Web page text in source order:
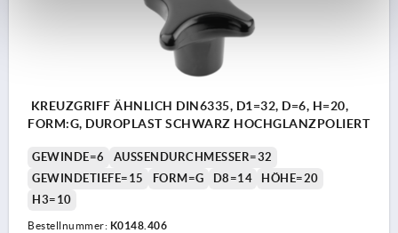
KREUZGRIFF ÄHNLICH DIN6335, D1=32, D=6, H=20,
FORM:G, DUROPLAST SCHWARZ HOCHGLANZPOLIERT
GEWINDE=6
AUSSENDURCHMESSER=32
GEWINDETIEFE=15
FORM=G D8=14
HÖHE=20
H3=10
Bestellnummer: K0148.406